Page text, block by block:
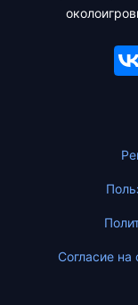
Согласие